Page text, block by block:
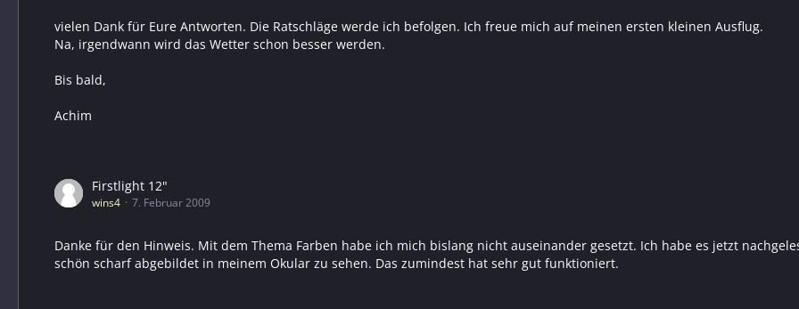
vielen Dank für Eure Antworten. Die Ratschläge werde ich befolgen. Ich freue mich auf meinen ersten kleinen Ausflug.
Na, irgendwann wird das Wetter schon besser werden.
Bis bald,
Achim
Firstlight 12"
wins4 7. Februar 2009
Danke für den Hinweis. Mit dem Thema Farben habe ich mich bislang nicht auseinander gesetzt. Ich habe es jetzt
schön scharf abgebildet in meinem Okular zu sehen. Das zumindest hat sehr gut funktioniert.